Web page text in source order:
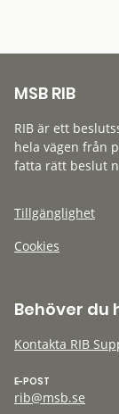
MSB RIB
RIB är ett
hela vägen från
fatta rätt beslut
Tillgänglighet
Cookies
Behöver du
Kontakta RIB
E-POST
rib@msb.se